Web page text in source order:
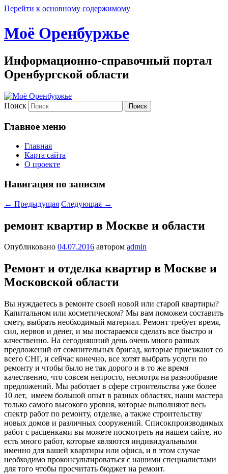
Перейти к основному содержимому
Моё Оренбуржье
Информационно-справочный портал
Оренбургской области
Поиск
Главное меню
Главная
Карта сайта
О проекте
Навигация по записям
← Предыдущая Следующая →
ремонт квартир в Москве и области
Опубликовано 04.07.2016 автором admin
Ремонт и отделка квартир в Москве и
Московской области
Вы нуждаетесь в ремонте своей новой или старой квартиры?
Капитальном или косметическом? Мы вам поможем составить
смету, выбрать необходимый материал. Ремонт требует время,
сил, нервов и денег, и мы постараемся сделать все быстро и
качественно. На сегодняшний день очень много разных
предложений от сомнительных бригад, которые приезжают со
всего СНГ, и сейчас конечно, все хотят выбрать услуги по
ремонту и чтобы было не так дорого и в то же время
качественно, что совсем непросто, несмотря на разнообразие
предложений. Мы работает в сфере строительства уже более
10 лет, имеем большой опыт в разных областях, наши мастера
только самого высокого уровня, которые выполняют весь
спектр работ по ремонту, отделке, а также строительству
новых домов и различных сооружений. Списокпроизводимых
работ с расценками вы можете посмотреть на нашем сайте, но
есть много работ, которые являются индивидуальными
именно для вашей квартиры или офиса, и в этом случае
необходимо проконсультироваться с нашими специалистами
для того чтобы просчитать бюджет на ремонт.